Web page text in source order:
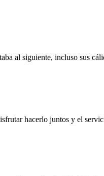
al siguiente, incluso sus
hacerlo juntos y el